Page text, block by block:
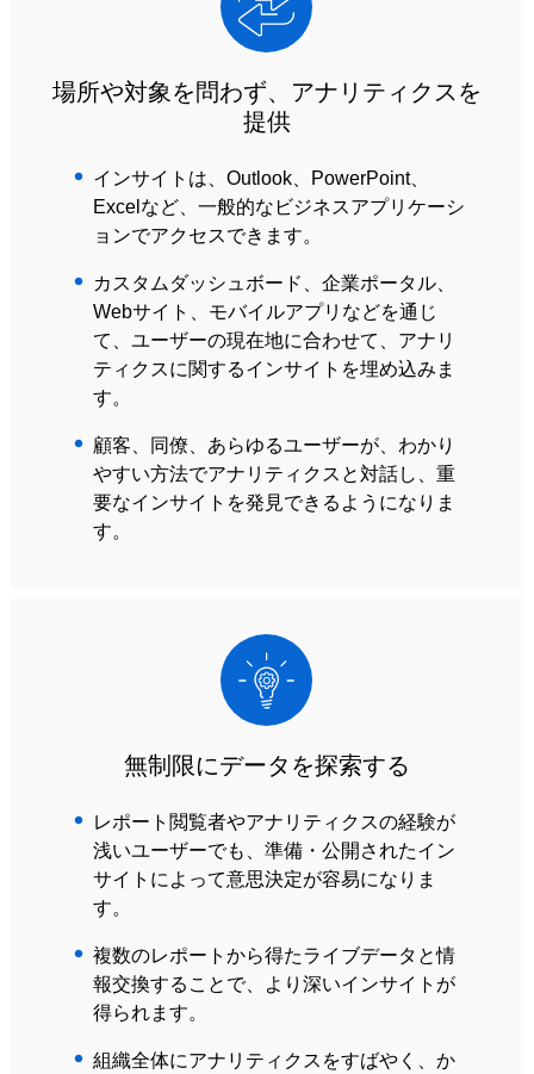
場所や対象を問わず、アナリティクスを
提供
インサイトは、Outlook、PowerPoint、
Excelなど、一般的なビジネスアプリケーシ
ョンでアクセスできます。
カスタムダッシュボード、企業ポータル、
Webサイト、モバイルアプリなどを通じ
て、ユーザーの現在地に合わせて、アナリ
ティクスに関するインサイトを埋め込みま
す。
顧客、同僚、あらゆるユーザーが、わかり
やすい方法でアナリティクスと対話し、重
要なインサイトを発見できるようになりま
す。
無制限にデータを探索する
レポート閲覧者やアナリティクスの経験が
浅いユーザーでも、準備・公開されたイン
サイトによって意思決定が容易になりま
す。
複数のレポートから得たライブデータと情
報交換することで、より深いインサイトが
得られます。
組織全体にアナリティクスをすばやく、か